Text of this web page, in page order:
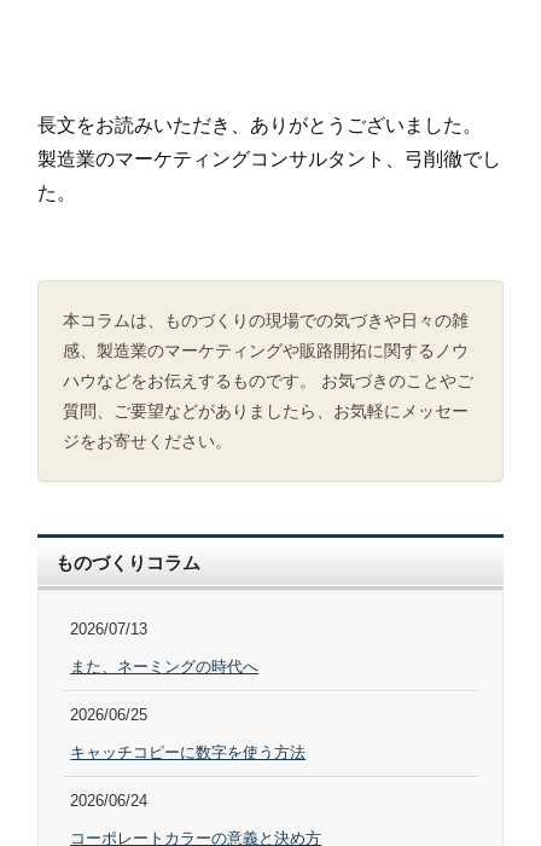
長文をお読みいただき、ありがとうございました。
製造業のマーケティングコンサルタント、弓削徹でし
た。
本コラムは、ものづくりの現場での気づきや日々の雑
感、製造業のマーケティングや販路開拓に関するノウ
ハウなどをお伝えするものです。 お気づきのことやご
質問、ご要望などがありましたら、お気軽にメッセー
ジをお寄せください。
ものづくりコラム
2026/07/13
また、ネーミングの時代へ
2026/06/25
キャッチコピーに数字を使う方法
2026/06/24
コーポレートカラーの意義と決め方